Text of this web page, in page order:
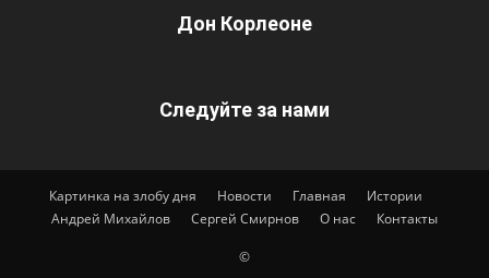
Дон Корлеоне
Следуйте за нами
Картинка на злобу дня Новости Главная
Истории
Андрей Михайлов
Сергей Смирнов О нас Контакты
©